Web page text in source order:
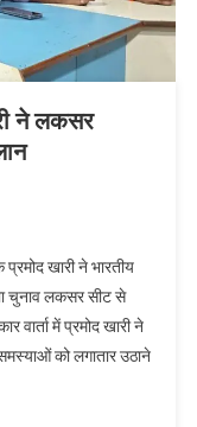
ने लकसर
खारी ने भारतीय
चुनाव लकसर सीट से
में प्रमोद खारी ने
को लगातार उठाने